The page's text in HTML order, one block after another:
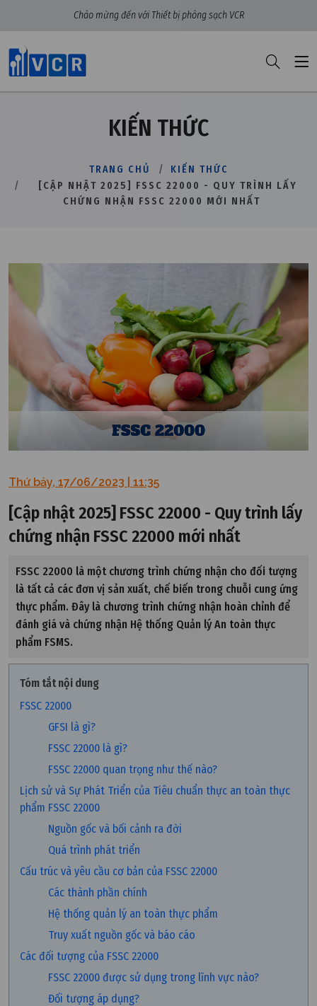
Chào mừng đến với Thiết bị phòng sạch VCR
KIẾN THỨC
TRANG CHỦ
KIẾN THỨC
[CẬP NHẬT 2025] FSSC 22000 - QUY TRÌNH LẤY
CHỨNG NHẬN FSSC 22000 MỚI NHẤT
Thứ bảy, 17/06/2023 | 11:35
[Cập nhật 2025] FSSC 22000 - Quy trình lấy
chứng nhận FSSC 22000 mới nhất
FSSC 22000 là một chương trình chứng nhận cho đối tượng
là tất cả các đơn vị sản xuất, chế biến trong chuỗi cung ứng
thực phẩm. Đây là chương trình chứng nhận hoàn chỉnh để
đánh giá và chứng nhận Hệ thống Quản lý An toàn thực
phẩm FSMS.
Tóm tắt nội dung
FSSC 22000
GFSI là gì?
FSSC 22000 là gì?
FSSC 22000 quan trọng như thế nào?
Lịch sử và Sự Phát Triển của Tiêu chuẩn thực an toàn thực
phẩm FSSC 22000
Nguồn gốc và bối cảnh ra đời
Quá trình phát triển
Cấu trúc và yêu cầu cơ bản của FSSC 22000
Các thành phần chính
Hệ thống quản lý an toàn thực phẩm
Truy xuất nguồn gốc và báo cáo
Các đối tượng của FSSC 22000
FSSC 22000 được sử dụng trong lĩnh vực nào?
Đối tượng áp dụng?